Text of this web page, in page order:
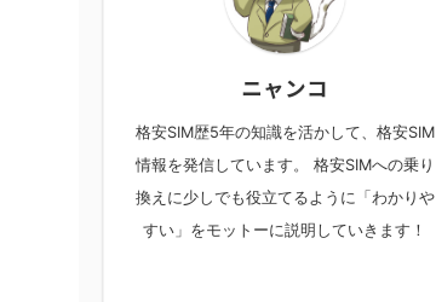
ニャンコ
格安SIM歴5年の知識を活かして、格安SIM
情報を発信しています。 格安SIMへの乗り
換えに少しでも役立てるように「わかりや
すい」をモットーに説明していきます！